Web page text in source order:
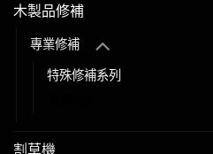
木製品修補
專業修補
特殊修補系列
割草機